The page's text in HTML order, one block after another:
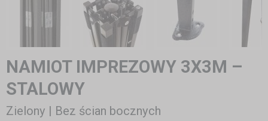
NAMIOT IMPREZOWY 3X3M –
STALOWY
Zielony | Bez ścian bocznych